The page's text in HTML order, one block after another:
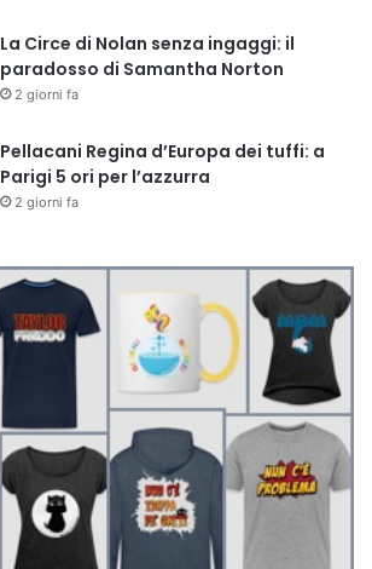
La Circe di Nolan senza ingaggi: il
paradosso di Samantha Norton
2 giorni fa
Pellacani Regina d’Europa dei tuffi: a
Parigi 5 ori per l’azzurra
2 giorni fa